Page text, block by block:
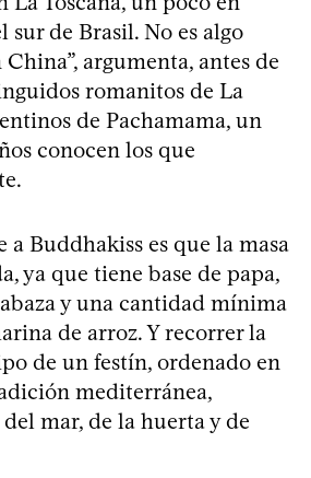
sur de Brasil. No es algo
argumenta, antes de
romanitos de La
de Pachamama, un
conocen los que
Buddhakiss es que la masa
ya que tiene base de papa,
y una cantidad mínima
de arroz. Y recorrer la
de un festín, ordenado en
mediterránea,
mar, de la huerta y de